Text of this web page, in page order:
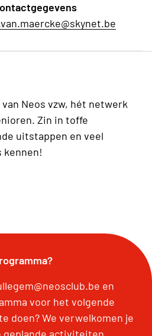
Neos vzw, hét netwerk
Zin in toffe
uitstappen en veel
kennen!
en
voor het volgende
doen? We verwelkomen je